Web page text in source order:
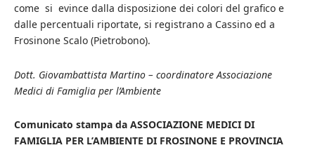
come si evince dalla disposizione dei colori del grafico e
dalle percentuali riportate, si registrano a Cassino ed a
Frosinone Scalo (Pietrobono).
Dott. Giovambattista Martino – coordinatore Associazione
Medici di Famiglia per l’Ambiente
Comunicato stampa da ASSOCIAZIONE MEDICI DI
FAMIGLIA PER L’AMBIENTE DI FROSINONE E PROVINCIA